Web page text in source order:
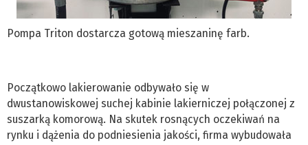
Pompa Triton dostarcza gotową mieszaninę farb.
Początkowo lakierowanie odbywało się w
dwustanowiskowej suchej kabinie lakierniczej połączonej z
suszarką komorową. Na skutek rosnących oczekiwań na
rynku i dążenia do podniesienia jakości, firma wybudowała